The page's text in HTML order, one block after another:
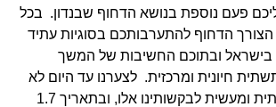
פעם נוספת בנושא הדחוף שבנדון. בכל
הדחוף להתערבותכם בסוגיות עתיד
ובתוכם החשיבות של המשך
חיונית ומרכזית. לצערנו עד היום לא
ניתנה תשובה אמיתית ומעשית לבקשותינו אלו, ובתאריך 1.7